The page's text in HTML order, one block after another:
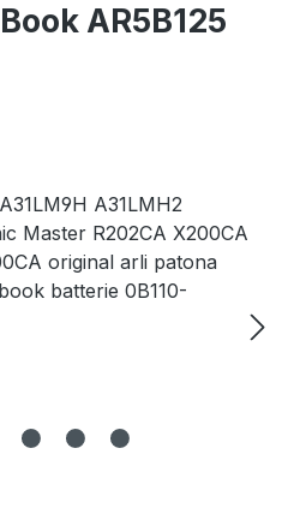
AR5B125